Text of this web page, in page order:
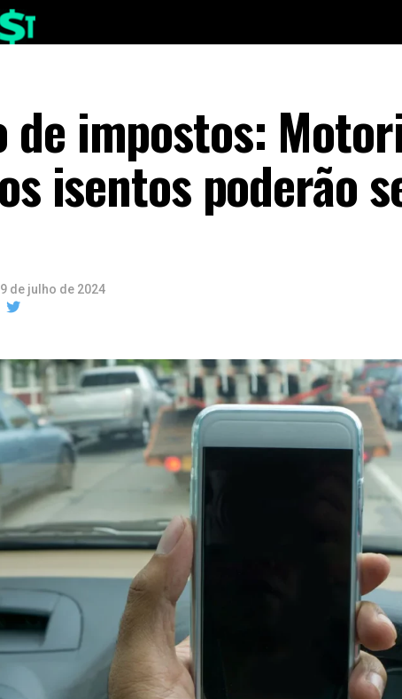
de impostos:
isentos poderão
9 de julho de 2024